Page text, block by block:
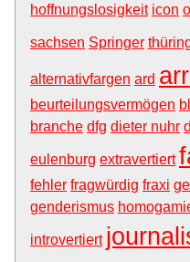
hoffnungslosigkeit icon
sachsen Springer
alternativfargen ard
beurteilungsvermögen
branche dfg dieter nuhr
eulenburg extravertiert
fehler fragwürdig fraxi
genderismus
introvertiert